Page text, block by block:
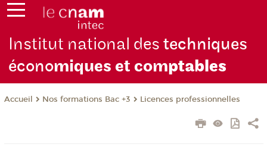
Institut national destechniques
économiques et comptables
Accueil Nos formations Bac +3 Licences professionnelles